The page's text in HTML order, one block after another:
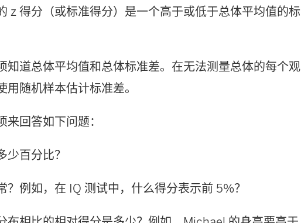
z 得分（或标准得分）是一个高于或低于总体平均值的标
知道总体平均值和总体标准差。在无法测量总体的每个观
随机样本估计标准差。
回答如下问题：
少百分比？
？例如，在 IQ 测试中，什么得分表示前 5%？